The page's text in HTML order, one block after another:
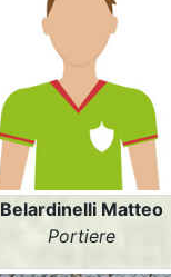
Belardinelli Matteo
Portiere